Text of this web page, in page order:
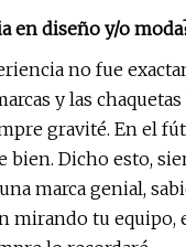
en diseño y/o
no fue
y las
gravité. En el
bien. Dicho esto,
marca genial,
mirando tu equipo,